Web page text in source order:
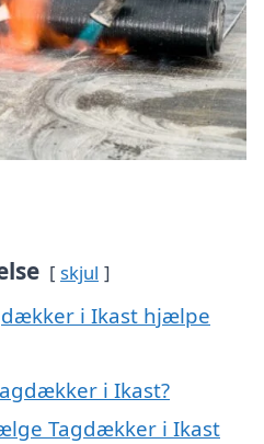
skjul
i Ikast hjælpe
i Ikast?
Tagdækker i Ikast